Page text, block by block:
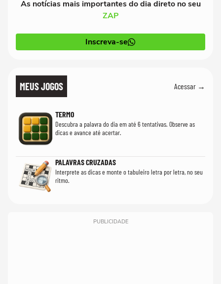
As notícias mais importantes do dia direto no seu
ZAP
Inscreva-se
MEUS JOGOS Acessar →
TERMO
Descubra a palavra do dia em até 6 tentativas. Observe as
dicas e avance até acertar.
PALAVRAS CRUZADAS
Interprete as dicas e monte o tabuleiro letra por letra, no seu
ritmo.
PUBLICIDADE